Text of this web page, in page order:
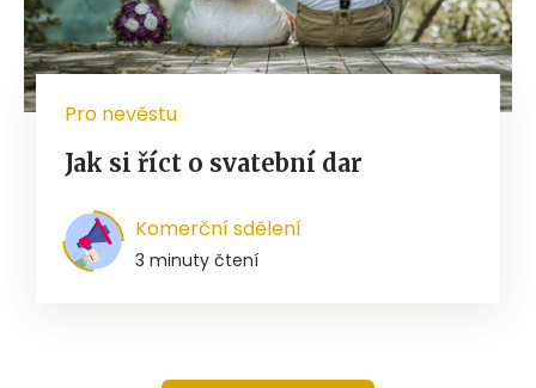
Pro nevěstu
Jak si říct o svatební dar
Komerční sdělení
3 minuty čtení